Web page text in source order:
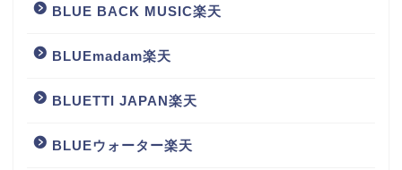
BLUE BACK MUSIC楽天
BLUEmadam楽天
BLUETTI JAPAN楽天
BLUEウォーター楽天